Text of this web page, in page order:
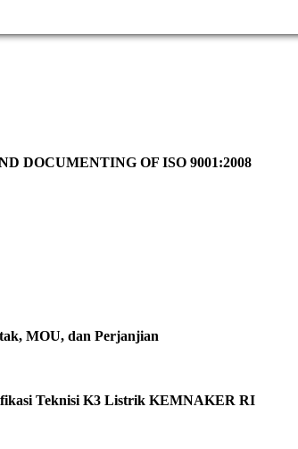
DOCUMENTING OF ISO 9001:2008
MOU, dan Perjanjian
Teknisi K3 Listrik KEMNAKER RI